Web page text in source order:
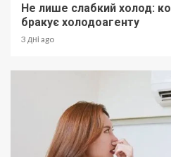
Не лише слабкий холод:
бракує холодоагенту
3 дні ago